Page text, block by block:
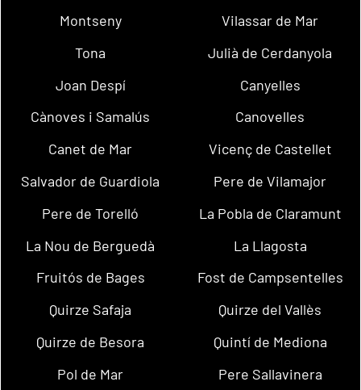
Montseny
Vilassar de Mar
Tona
Julià de Cerdanyola
Joan Despí
Canyelles
Cànoves i Samalús
Canovelles
Canet de Mar
Vicenç de Castellet
Salvador de Guardiola
Pere de Vilamajor
Pere de Torelló
La Pobla de Claramunt
La Nou de Berguedà
La Llagosta
Fruitós de Bages
Fost de Campsentelles
Quirze Safaja
Quirze del Vallès
Quirze de Besora
Quintí de Mediona
Pol de Mar
Pere Sallavinera